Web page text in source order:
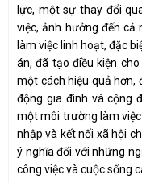
lực, một sự thay đổi
việc, ảnh hưởng đến cả
làm việc linh hoạt, đặc
án, đã tạo điều kiện
một cách hiệu quả hơn,
động gia đình và cộng
một môi trường làm
nhập và kết nối xã hội
ý nghĩa đối với những
công việc và cuộc sống